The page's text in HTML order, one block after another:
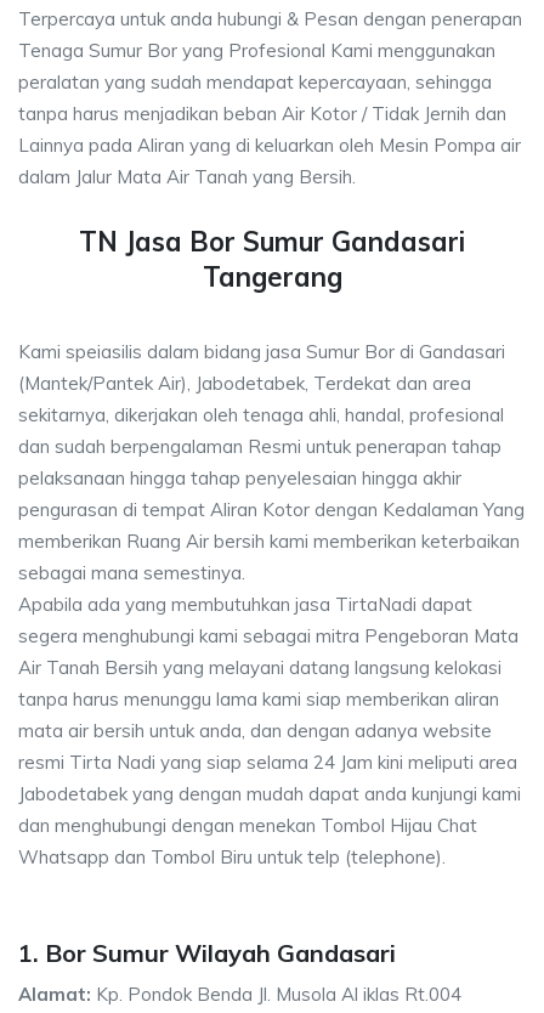
Terpercaya untuk anda hubungi & Pesan dengan penerapan
Tenaga Sumur Bor yang Profesional Kami menggunakan
peralatan yang sudah mendapat kepercayaan, sehingga
tanpa harus menjadikan beban Air Kotor / Tidak Jernih dan
Lainnya pada Aliran yang di keluarkan oleh Mesin Pompa air
dalam Jalur Mata Air Tanah yang Bersih.
TN Jasa Bor Sumur Gandasari
Tangerang
Kami speiasilis dalam bidang jasa Sumur Bor di Gandasari
(Mantek/Pantek Air), Jabodetabek, Terdekat dan area
sekitarnya, dikerjakan oleh tenaga ahli, handal, profesional
dan sudah berpengalaman Resmi untuk penerapan tahap
pelaksanaan hingga tahap penyelesaian hingga akhir
pengurasan di tempat Aliran Kotor dengan Kedalaman Yang
memberikan Ruang Air bersih kami memberikan keterbaikan
sebagai mana semestinya.
Apabila ada yang membutuhkan jasa TirtaNadi dapat
segera menghubungi kami sebagai mitra Pengeboran Mata
Air Tanah Bersih yang melayani datang langsung kelokasi
tanpa harus menunggu lama kami siap memberikan aliran
mata air bersih untuk anda, dan dengan adanya website
resmi Tirta Nadi yang siap selama 24 Jam kini meliputi area
Jabodetabek yang dengan mudah dapat anda kunjungi kami
dan menghubungi dengan menekan Tombol Hijau Chat
Whatsapp dan Tombol Biru untuk telp (telephone).
1. Bor Sumur Wilayah Gandasari
Alamat: Kp. Pondok Benda Jl. Musola Al iklas Rt.004